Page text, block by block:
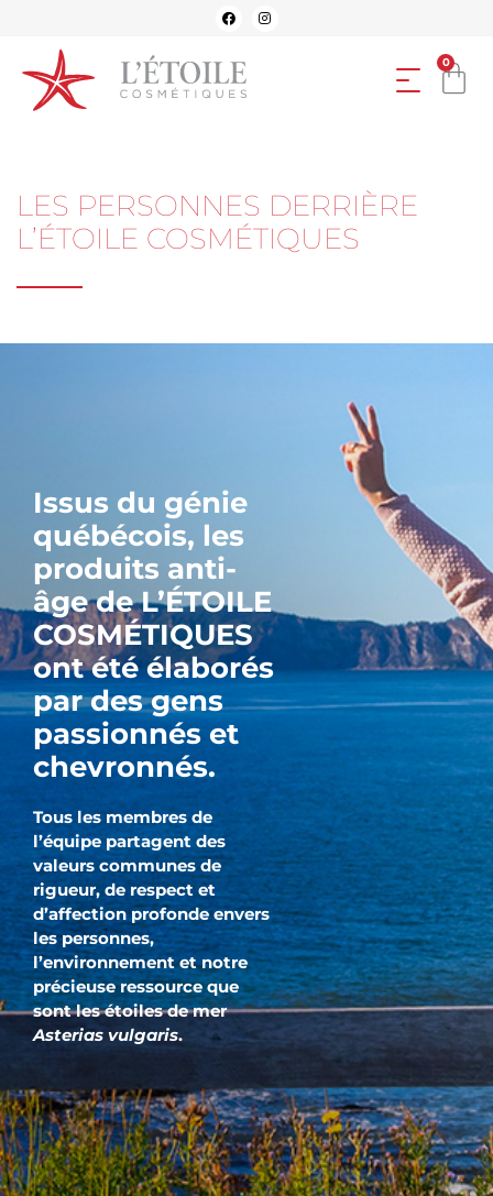
0
LES PERSONNES DERRIÈRE
L’ÉTOILE COSMÉTIQUES
Issus du génie
québécois, les
produits anti-
âge de L’ÉTOILE
COSMÉTIQUES
ont été élaborés
par des gens
passionnés et
chevronnés.
Tous les membres de
l’équipe partagent des
valeurs communes de
rigueur, de respect et
d’affection profonde envers
les personnes,
l’environnement et notre
précieuse ressource que
sont les étoiles de mer
Asterias vulgaris.